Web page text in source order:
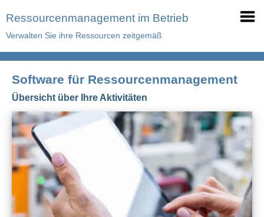
Ressourcenmanagement im Betrieb
Verwalten Sie ihre Ressourcen zeitgemäß
Software für Ressourcenmanagement
Übersicht über Ihre Aktivitäten